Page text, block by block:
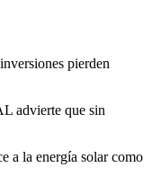
pierden
advierte que sin
a la energía solar como